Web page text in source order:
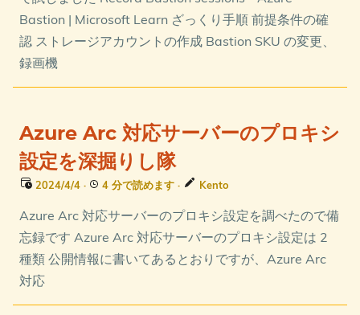
Bastion | Microsoft Learn ざっくり手順 前提条件の確
認 ストレージアカウントの作成 Bastion SKU の変更、
録画機
Azure Arc 対応サーバーのプロキシ
設定を深掘りし隊
2024/4/4 · 4 分で読めます · Kento
Azure Arc 対応サーバーのプロキシ設定を調べたので備
忘録です Azure Arc 対応サーバーのプロキシ設定は 2
種類 公開情報に書いてあるとおりですが、Azure Arc
対応